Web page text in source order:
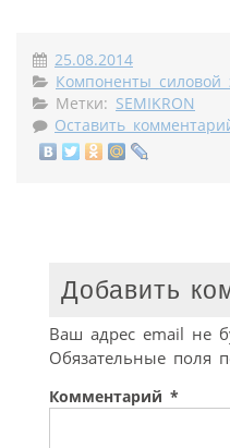
25.08.2014
Компоненты силовой
Метки: SEMIKRON
Оставить
Добавить
Ваш адрес email не
Обязательные поля
Комментарий *